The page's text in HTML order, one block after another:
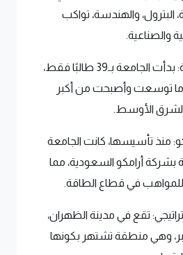
البترول، والهندسة، تواكب
والصناعية.
بداية متواضعة: بدأت الجامعة بـ39 طالبًا فقط،
توسعت وأصبحت من أكبر
الأوسط.
منذ تأسيسها، كانت الجامعة
بشركة أرامكو السعودية، مما
في قطاع الطاقة.
تقع في مدينة الظهران،
وهي منطقة تشتهر بكونها